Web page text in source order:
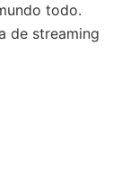
todo.
de streaming